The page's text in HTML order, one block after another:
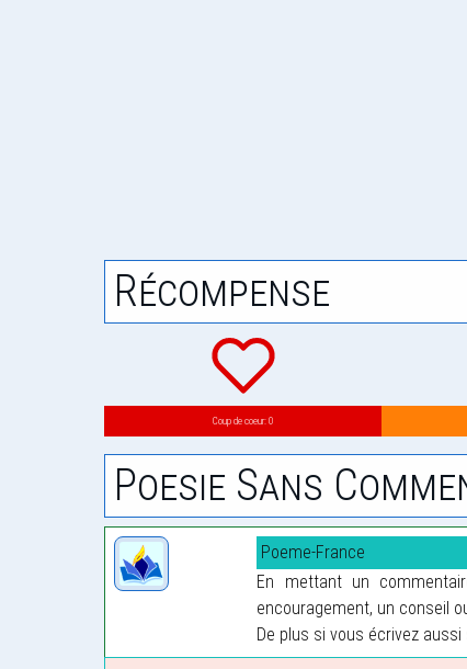
Récompense
Coup de coeur: 0
Poesie Sans
Poeme-France
En mettant un
encouragement, un conseil
De plus si vous écrivez aussi